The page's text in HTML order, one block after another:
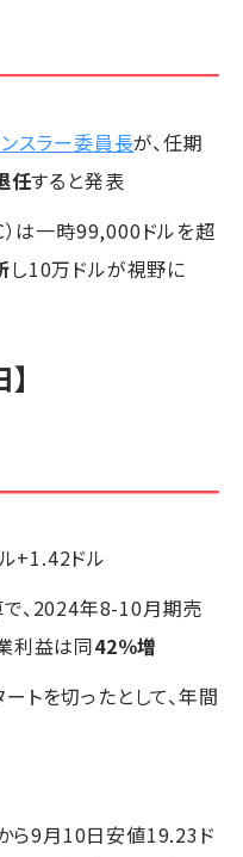
スラー委員長が、任期
任すると発表
）は一時99,000ドルを超
し10万ドルが視野に
+1.42ドル
、2024年8-10月期売
利益は同42％増
トを切ったとして、年間
ら9月10日安値19.23ド